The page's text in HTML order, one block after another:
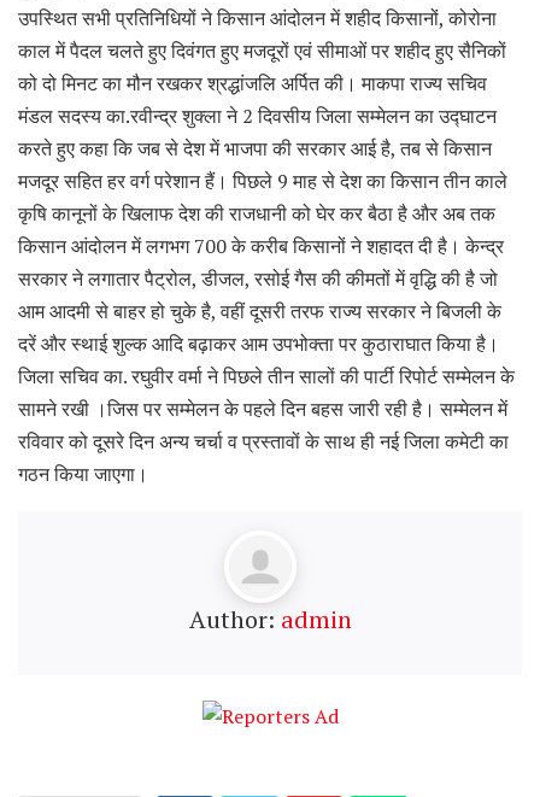
उपस्थित सभी प्रतिनिधियों ने किसान आंदोलन में शहीद किसानों, कोरोना
काल में पैदल चलते हुए दिवंगत हुए मजदूरों एवं सीमाओं पर शहीद हुए सैनिकों
को दो मिनट का मौन रखकर श्रद्धांजलि अर्पित की। माकपा राज्य सचिव
मंडल सदस्य का.रवीन्द्र शुक्ला ने 2 दिवसीय जिला सम्मेलन का उद्घाटन
करते हुए कहा कि जब से देश में भाजपा की सरकार आई है, तब से किसान
मजदूर सहित हर वर्ग परेशान हैं। पिछले 9 माह से देश का किसान तीन काले
कृषि कानूनों के खिलाफ देश की राजधानी को घेर कर बैठा है और अब तक
किसान आंदोलन में लगभग 700 के करीब किसानों ने शहादत दी है। केन्द्र
सरकार ने लगातार पैट्रोल, डीजल, रसोई गैस की कीमतों में वृद्धि की है जो
आम आदमी से बाहर हो चुके है, वहीं दूसरी तरफ राज्य सरकार ने बिजली के
दरें और स्थाई शुल्क आदि बढ़ाकर आम उपभोक्ता पर कुठाराघात किया है।
जिला सचिव का. रघुवीर वर्मा ने पिछले तीन सालों की पार्टी रिपोर्ट सम्मेलन के
सामने रखी ।जिस पर सम्मेलन के पहले दिन बहस जारी रही है। सम्मेलन में
रविवार को दूसरे दिन अन्य चर्चा व प्रस्तावों के साथ ही नई जिला कमेटी का
गठन किया जाएगा।
Author: admin